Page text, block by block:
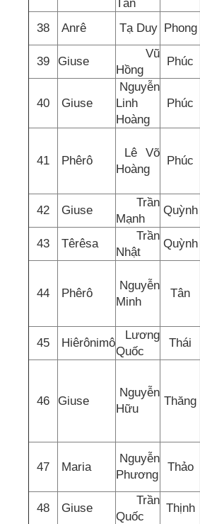
Tấn
38 Anrê Tạ Duy Phong
39 Giuse
Vũ
Hồng
Phúc
40 Giuse
Nguyễn
Linh
Hoàng
Phúc
41 Phêrô
Lê Võ
Hoàng
Phúc
42 Giuse
Trần
Mạnh
Quỳnh
43 Têrêsa
Trần
Nhật
Quỳnh
44 Phêrô
Nguyễn
Minh
Tân
45 Hiêrônimô
Lương
Quốc
Thái
46 Giuse
Nguyễn
Hữu
Thăng
47 Maria
Nguyễn
Phương
Thảo
48 Giuse
Trần
Quốc
Thịnh